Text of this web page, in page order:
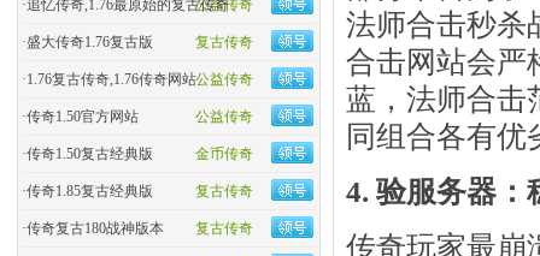
公益传奇
·追忆传奇,1.76最原始的复古传奇
复古传奇
·盛大传奇1.76复古版
公益传奇
·1.76复古传奇,1.76传奇网站
公益传奇
·传奇1.50官方网站
金币传奇
·传奇1.50复古经典版
复古传奇
·传奇1.85复古经典版
复古传奇
·传奇复古180战神版本
法师合击秒杀
合击网站会严
蓝，法师合击
同组合各有优
4. 验服务器：
传奇玩家最崩